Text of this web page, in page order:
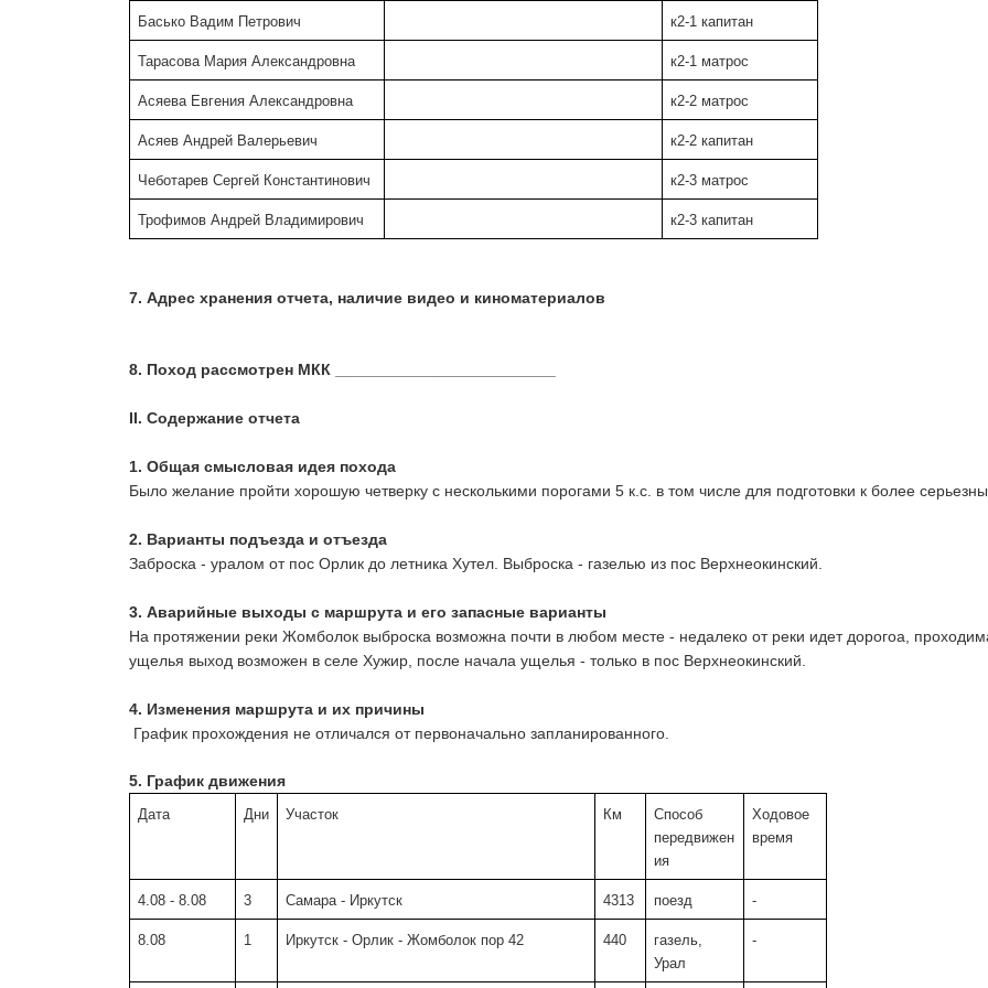
Басько Вадим Петрович к2-1 капитан
Тарасова Мария Александровна к2-1 матрос
Асяева Евгения Александровна к2-2 матрос
Асяев Андрей Валерьевич к2-2 капитан
Чеботарев Сергей Константинович к2-3 матрос
Трофимов Андрей Владимирович к2-3 капитан
7. Адрес хранения отчета, наличие видео и киноматериалов
8. Поход рассмотрен МКК _________________________
II. Содержание отчета
1. Общая смысловая идея похода
Было желание пройти хорошую четверку с несколькими порогами 5 к.с. в том числе для подготовки к более
2. Варианты подъезда и отъезда
Заброска - уралом от пос Орлик до летника Хутел. Выброска - газелью из пос Верхнеокинский.
3. Аварийные выходы с маршрута и его запасные варианты
На протяжении реки Жомболок выброска возможна почти в любом месте - недалеко от реки идет дорогоа,
ущелья выход возможен в селе Хужир, после начала ущелья - только в пос Верхнеокинский.
4. Изменения маршрута и их причины
График прохождения не отличался от первоначально запланированного.
5. График движения
Дата Дни Участок Км
Способ
передвижен
ия
Ходовое
время
4.08 - 8.08 3 Самара - Иркутск 4313 поезд -
8.08 1 Иркутск - Орлик - Жомболок пор 42 440
газель,
Урал
-